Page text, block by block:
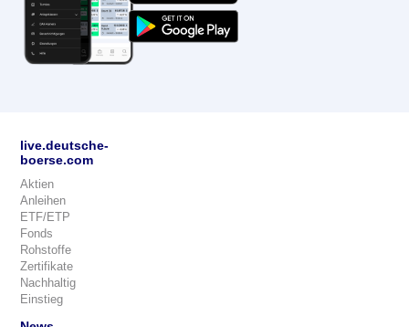
live.deutsche-
boerse.com
Aktien
Anleihen
ETF/ETP
Fonds
Rohstoffe
Zertifikate
Nachhaltig
Einstieg